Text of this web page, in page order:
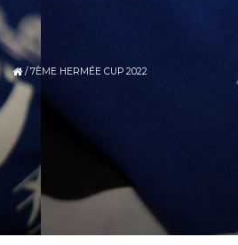
/7ÈME HERMÉE CUP 2022